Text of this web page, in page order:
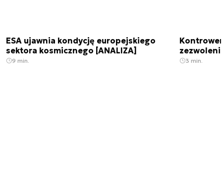
ESA ujawnia kondycję europejskiego
sektora kosmicznego [ANALIZA]
9 min. 3 min.